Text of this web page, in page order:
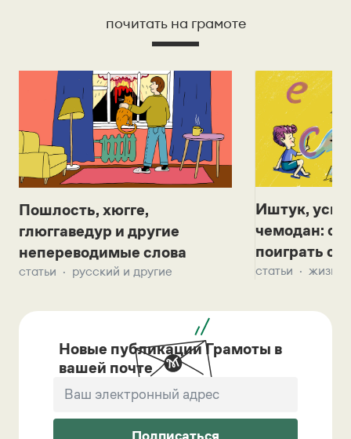
почитать на грамоте
Пошлость, хюгге,
глюггаведур и другие
непереводимые слова
статьи русский и другие
Иштук,
чемодан:
поиграть с
статьи жизнь
Новые публикации Грамоты в
вашей почте
Подписаться